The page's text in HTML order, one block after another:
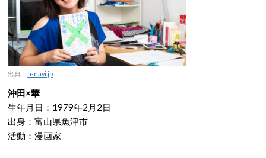
出典： h-navi.jp
沖田×華
生年月日：1979年2月2日
出身：富山県魚津市
活動：漫画家